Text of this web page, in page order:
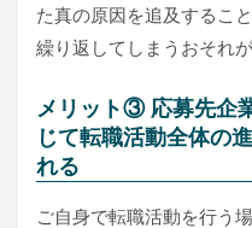
た真の原因を追及するこ
繰り返してしまうおそれが
メリット③ 応募先企
じて転職活動全体の
れる
ご自身で転職活動を行う